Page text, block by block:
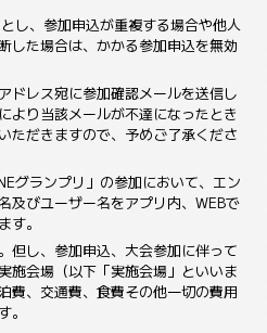
し、参加申込が重複する場合や他人
した場合は、かかる参加申込を無効
ドレス宛に参加確認メールを送信し
より当該メールが不達になったとき
ただきますので、予めご了承くださ
グランプリ」の参加において、エン
及びユーザー名をアプリ内、WEBで
す。
但し、参加申込、大会参加に伴って
施会場（以下「実施会場」といいま
費、交通費、食費その他一切の費用
。